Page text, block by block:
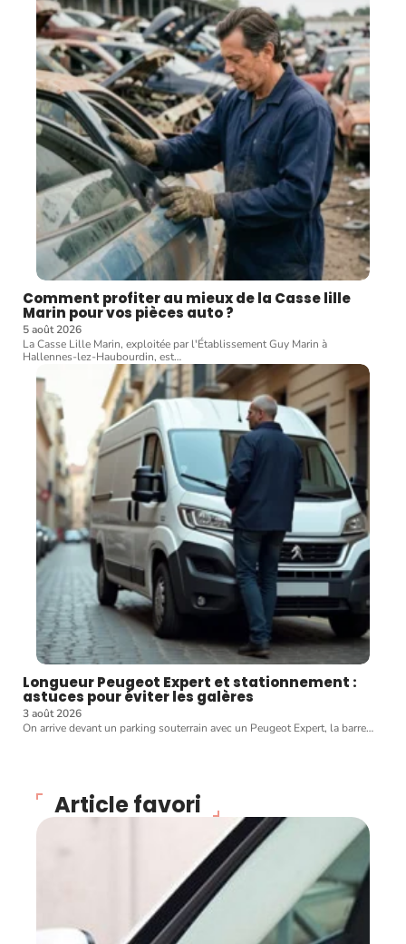
Comment profiter au mieux de la Casse lille
Marin pour vos pièces auto ?
5 août 2026
La Casse Lille Marin, exploitée par l'Établissement Guy Marin à
Hallennes-lez-Haubourdin, est…
Longueur Peugeot Expert et stationnement :
astuces pour éviter les galères
3 août 2026
On arrive devant un parking souterrain avec un Peugeot Expert, la barre…
Article favori